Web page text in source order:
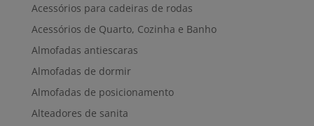
Acessórios para cadeiras de rodas
Acessórios de Quarto, Cozinha e Banho
Almofadas antiescaras
Almofadas de dormir
Almofadas de posicionamento
Alteadores de sanita